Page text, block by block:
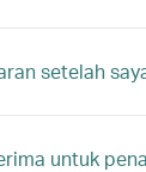
setelah
untuk